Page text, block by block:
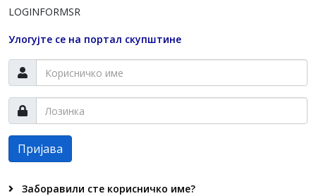
LOGINFORMSR
Улогујте се на портал скупштине
Пријава
Заборавили сте корисничко име?